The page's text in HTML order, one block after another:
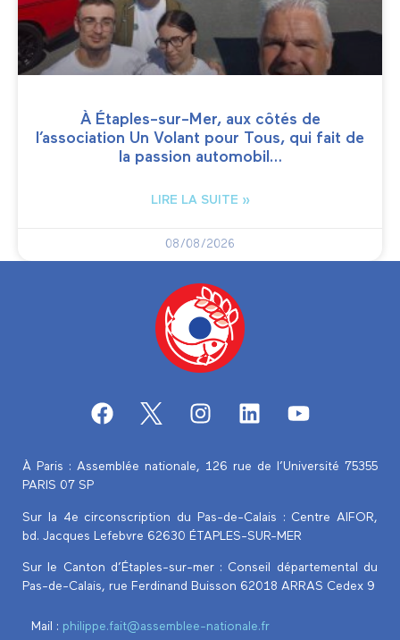
À Étaples-sur-Mer, aux côtés de
l’association Un Volant pour Tous, qui fait de
la passion automobil…
LIRE LA SUITE »
08/08/2026
À Paris : Assemblée nationale, 126 rue de l’Université 75355
PARIS 07 SP
Sur la 4e circonscription du Pas-de-Calais : Centre AIFOR,
bd. Jacques Lefebvre 62630 ÉTAPLES-SUR-MER
Sur le Canton d’Étaples-sur-mer : Conseil départemental du
Pas-de-Calais, rue Ferdinand Buisson 62018 ARRAS Cedex 9
Mail : philippe.fait@assemblee-nationale.fr